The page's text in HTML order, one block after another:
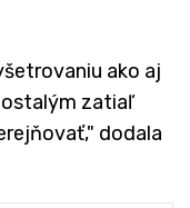
ako aj
zatiaľ
dodala